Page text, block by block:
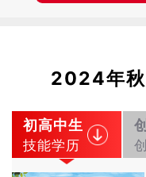
2024年秋
初高中生
技能学历